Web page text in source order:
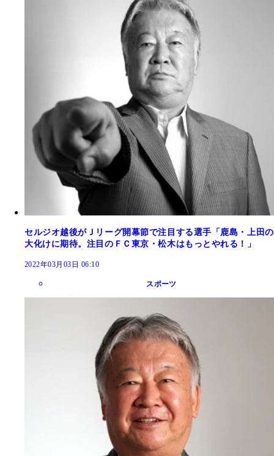
セルジオ越後がＪリーグ開幕節で注目する選手「鹿島・上田の
大化けに期待。注目のＦＣ東京・松木はもっとやれる！」
2022年03月03日 06:10
スポーツ